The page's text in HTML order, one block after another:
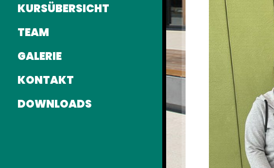
KURSÜBERSICHT
TEAM
GALERIE
KONTAKT
DOWNLOADS